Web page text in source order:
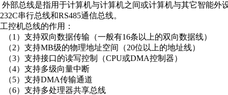
外部总线是指用于计算机与计算机之间或计算机与其它智能外
232C串行总线和RS485通信总线。
工控机总线的作用：
（1）支持双向数据传输（一般有16条以上的双向数据线）
（2）支持MB级的物理地址空间（20位以上的地址线）
（3）支持接口的读写控制（CPU或DMA控制器）
（4）支持多级向量中断
（5）支持DMA传输通道
（6）支持多处理器共享总线